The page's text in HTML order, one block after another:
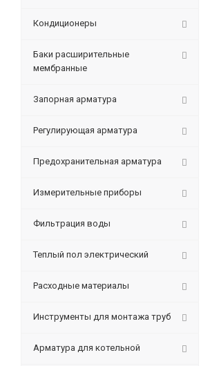
Кондиционеры
Баки расширительные
мембранные
Запорная арматура
Регулирующая арматура
Предохранительная арматура
Измерительные приборы
Фильтрация воды
Теплый пол электрический
Расходные материалы
Инструменты для монтажа труб
Арматура для котельной